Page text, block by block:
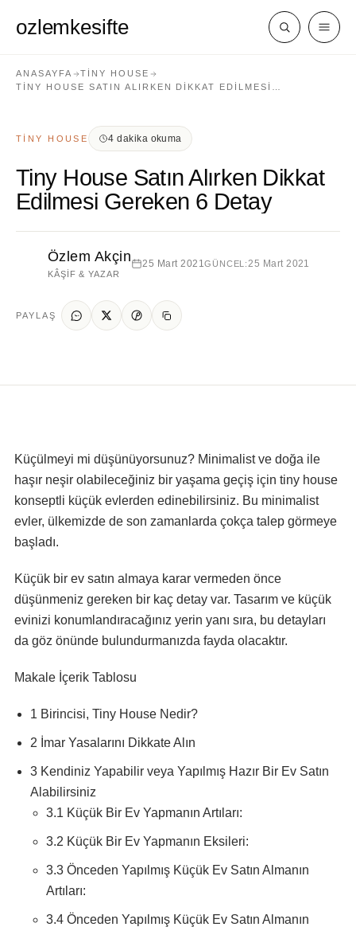
ozlemkesifte
ANASAYFA
TINY HOUSE
TINY HOUSE SATIN ALIRKEN DIKKAT EDILMESI…
TINY HOUSE 4 dakika okuma
Tiny House Satın Alırken Dikkat
Edilmesi Gereken 6 Detay
Özlem Akçin
KÂŞIF & YAZAR
25 Mart 2021GÜNCEL:25 Mart 2021
PAYLAŞ
Küçülmeyi mi düşünüyorsunuz? Minimalist ve doğa ile
haşır neşir olabileceğiniz bir yaşama geçiş için tiny house
konseptli küçük evlerden edinebilirsiniz. Bu minimalist
evler, ülkemizde de son zamanlarda çokça talep görmeye
başladı.
Küçük bir ev satın almaya karar vermeden önce
düşünmeniz gereken bir kaç detay var. Tasarım ve küçük
evinizi konumlandıracağınız yerin yanı sıra, bu detayları
da göz önünde bulundurmanızda fayda olacaktır.
Makale İçerik Tablosu
1 Birincisi, Tiny House Nedir?
2 İmar Yasalarını Dikkate Alın
3 Kendiniz Yapabilir veya Yapılmış Hazır Bir Ev Satın
Alabilirsiniz
3.1 Küçük Bir Ev Yapmanın Artıları:
3.2 Küçük Bir Ev Yapmanın Eksileri:
3.3 Önceden Yapılmış Küçük Ev Satın Almanın
Artıları:
3.4 Önceden Yapılmış Küçük Ev Satın Almanın